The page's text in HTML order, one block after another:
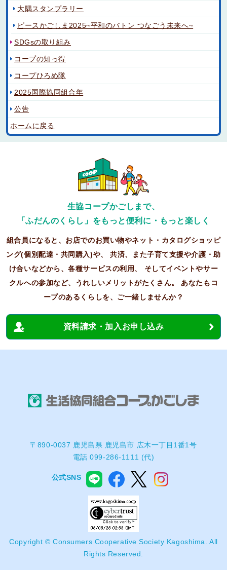
大隅スタンプラリー
ピースかごしま2025~平和のバトン つなごう未来へ~
SDGsの取り組み
コープの知っ得
コープひろめ隊
2025国際協同組合年
公告
ホームに戻る
生協コープかごしまで、
「ふだんのくらし」をもっと便利に・もっと楽しく
組合員になると、お店でのお買い物やネット・カタログショッピ
ング(個別配達・共同購入)や、共済、また子育て支援や介護・助
け合いなどから、各種サービスの利用、
そしてイベントやサー
クルへの参加など、うれしいメリットがたくさん。
あなたもコ
ープのあるくらしを、ご一緒しませんか？
資料請求・加入お申し込み
〒890-0037 鹿児島県 鹿児島市 広木一丁目1番1号
電話 099-286-1111 (代)
公式SNS
Copyright © Consumers Cooperative Society Kagoshima. All
Rights Reserved.